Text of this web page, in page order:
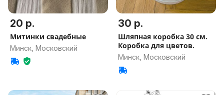
20 р.
Митинки свадебные
Минск, Московский
30 р.
Шляпная коробка 30 см.
Коробка для цветов.
Минск, Московский